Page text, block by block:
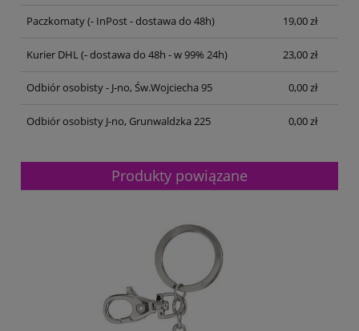
Paczkomaty(- InPost - dostawa do 48h) 19,00 zł
Kurier DHL(- dostawa do 48h - w 99% 24h) 23,00 zł
Odbiór osobisty - J-no, Św.Wojciecha 95 0,00 zł
Odbiór osobisty J-no, Grunwaldzka 225 0,00 zł
Produkty powiązane